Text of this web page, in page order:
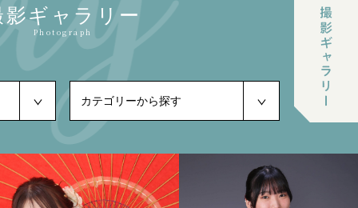
影ギャラリー
Photograph